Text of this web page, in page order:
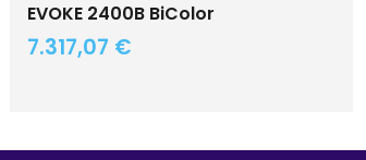
EVOKE 2400B BiColor
7.317,07 €